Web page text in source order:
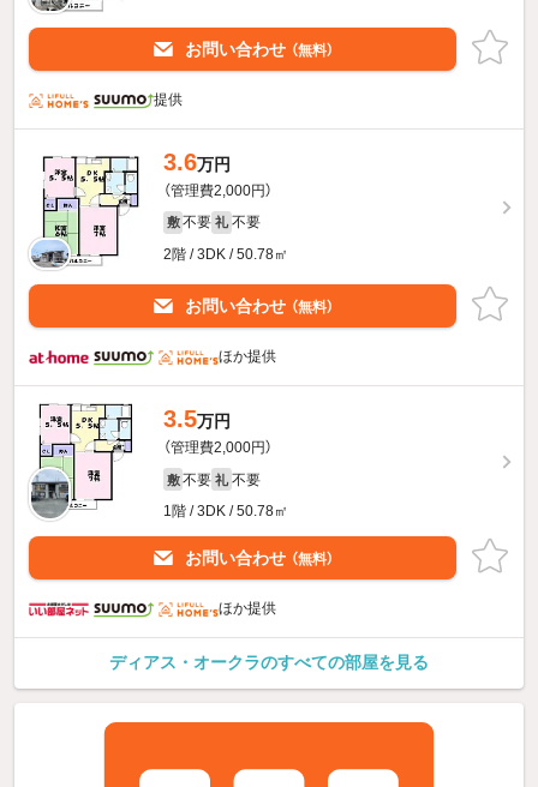
お問い合わせ （無料）
提供
3.6万円
（管理費2,000円）
敷 不要 礼 不要
2階 / 3DK / 50.78㎡
お問い合わせ （無料）
ほか提供
3.5万円
（管理費2,000円）
敷 不要 礼 不要
1階 / 3DK / 50.78㎡
お問い合わせ （無料）
ほか提供
ディアス・オークラのすべての部屋を見る